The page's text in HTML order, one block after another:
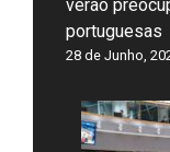
verão
portuguesas
28 de Junho,